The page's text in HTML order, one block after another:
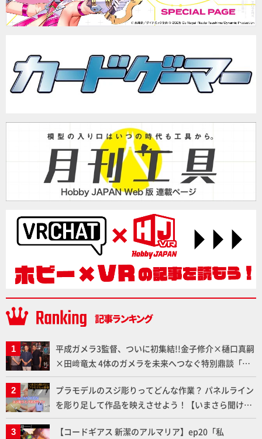
平成ガメラ3監督、ついに初集結!!金子修介×樋口真嗣
×田﨑竜太 4体のガメラを未来へつなぐ特別鼎談「ガ
メラ永久保存化プロジェクト FINAL」
プラモデルのスジ彫りってどんな作業？ パネルライン
を彫り足して作品を映えさせよう！【いまさら聞けな
いプラモデルの基礎：スジ彫りとパネルライン】
【コードギアス 新潔のアルマリア】ep20「私